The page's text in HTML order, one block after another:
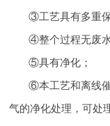
③工艺具有多重
④整个过程无废
⑤具有净化；
⑥本工艺和离线
气的净化处理，可处